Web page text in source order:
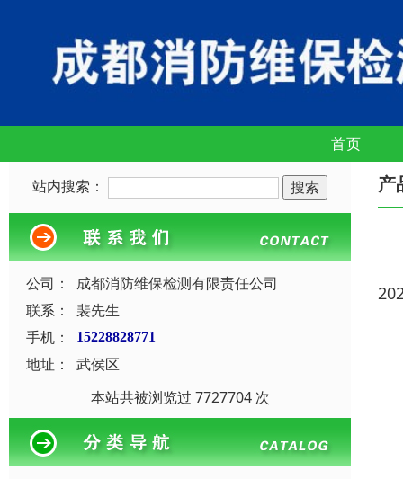
首页
站内搜索：
公司：
成都消防维保检测有限责任公司
联系：
裴先生
手机：
15228828771
地址：
武侯区
本站共被浏览过 7727704 次
产